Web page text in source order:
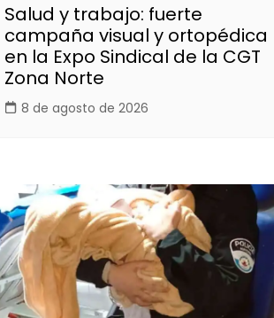
Salud y trabajo: fuerte
campaña visual y ortopédica
en la Expo Sindical de la CGT
Zona Norte
8 de agosto de 2026